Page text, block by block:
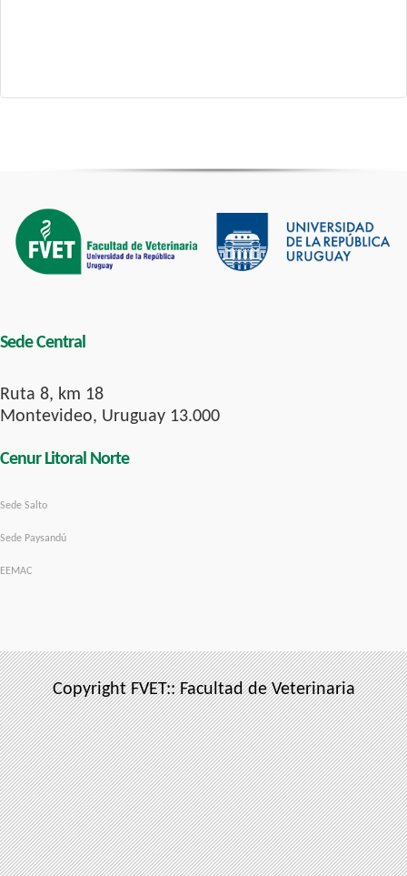
Sede Central
Ruta 8, km 18
Montevideo, Uruguay 13.000
Cenur Litoral Norte
Sede Salto
Sede Paysandú
EEMAC
Copyright FVET:: Facultad de Veterinaria